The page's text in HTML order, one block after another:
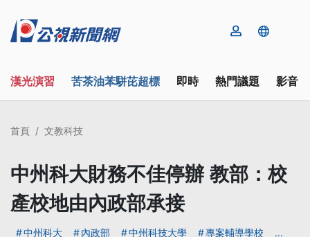
漢光演習 苦茶油苯駢芘超標 即時 熱門議題 影音
首頁 文教科技
中州科大財務不佳停辦 教部：校
產校地由內政部承接
中州科大 內政部 中州科技大學 專案輔導學校 ...